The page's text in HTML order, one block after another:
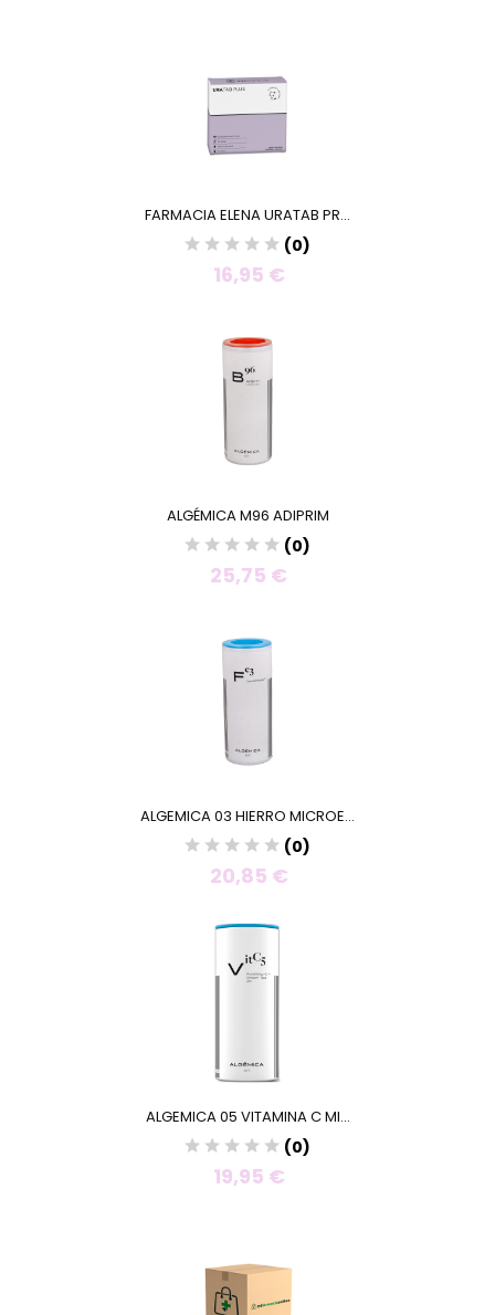
FARMACIA ELENA URATAB PR...
(0)
16,95 €
ALGÉMICA M96 ADIPRIM
(0)
25,75 €
ALGEMICA 03 HIERRO MICROE...
(0)
20,85 €
ALGEMICA 05 VITAMINA C MI...
(0)
19,95 €